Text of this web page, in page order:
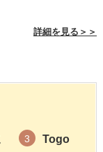
詳細を見る＞＞
3 Togo